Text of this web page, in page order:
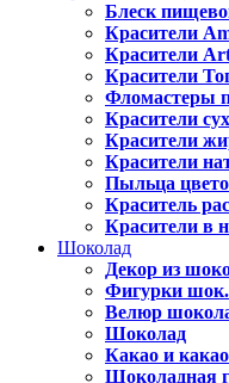
Блеск
Красители
Красители
Красители
Фломастеры
Красители
Красители
Красители
Пыльца
Краситель
Красители в
Шоколад
Декор из
Фигурки шок.
Велюр
Шоколад
Какао и
Шоколадная